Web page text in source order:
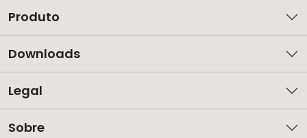
Produto
Downloads
Legal
Sobre